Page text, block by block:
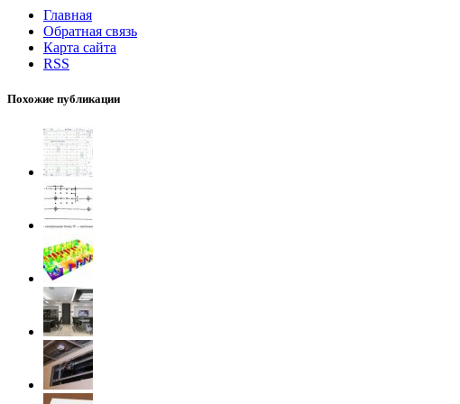
Главная
Обратная связь
Карта сайта
RSS
Похожие публикации